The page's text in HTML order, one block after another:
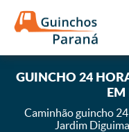
GUINCHO 24
Caminhão guincho
Jardim